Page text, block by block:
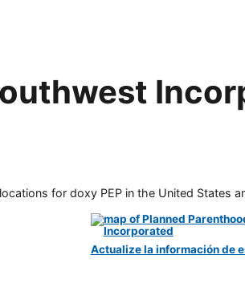
for doxy PEP in the United States
Actualize la información de